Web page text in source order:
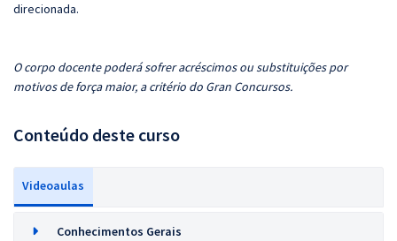
direcionada.
O corpo docente poderá sofrer acréscimos ou substituições por
motivos de força maior, a critério do Gran Concursos.
Conteúdo deste curso
Videoaulas
Conhecimentos Gerais